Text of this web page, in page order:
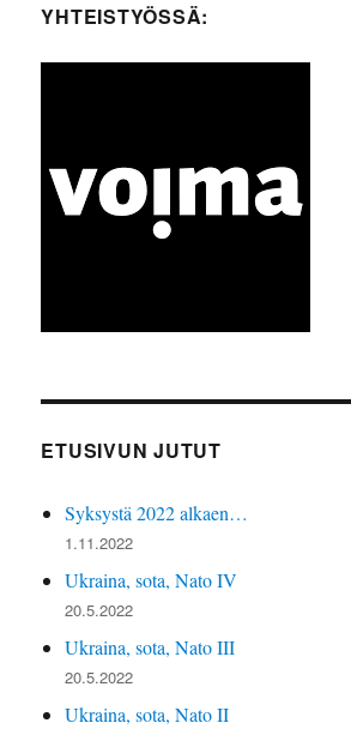
YHTEISTYÖSSÄ:
ETUSIVUN JUTUT
Syksystä 2022 alkaen…
1.11.2022
Ukraina, sota, Nato IV
20.5.2022
Ukraina, sota, Nato III
20.5.2022
Ukraina, sota, Nato II